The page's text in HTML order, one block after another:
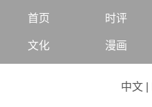
首页 时评
文化 漫画
中文